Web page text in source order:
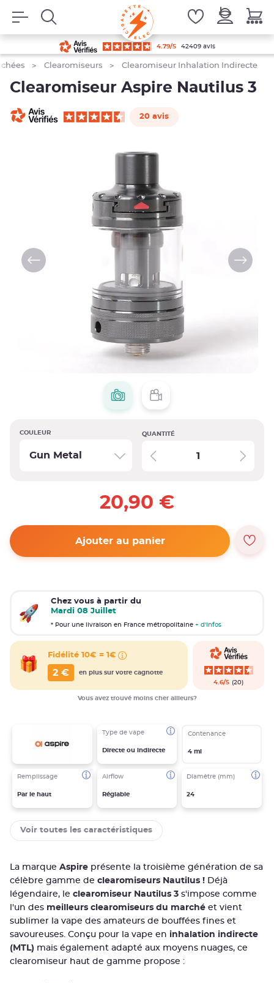
4.79/5 42409 avis
Clearomiseurs Clearomiseur Inhalation Indirecte
Clearomiseur Aspire Nautilus 3
20 avis
COULEUR
Gun Metal
QUANTITÉ
20,90 €
Ajouter au panier
Chez vous à partir du
Mardi 08 Juillet
* Pour une livraison en France métropolitaine+ d'infos
Fidélité 10€ = 1€
2 €
en plus sur votre cagnotte
4.6/5 (20)
Vous avez trouvé moins cher ailleurs?
Type de vape
Directe ou indirecte
Contenance
4 ml
Remplissage
Par le haut
Airflow
Réglable
Diamètre (mm)
24
Voir toutes les caractéristiques
La marque Aspire présente la troisième génération de sa
célèbre gamme de clearomiseurs Nautilus ! Déjà
légendaire, le clearomiseur Nautilus 3 s'impose comme
l'un des meilleurs clearomiseurs du marché et vient
sublimer la vape des amateurs de bouffées fines et
savoureuses. Conçu pour la vape en inhalation indirecte
(MTL) mais également adapté aux moyens nuages, ce
clearomiseur haut de gamme propose :